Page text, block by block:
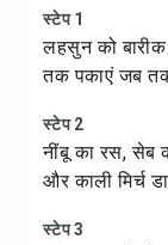
स्टेप 1
लहसुन को
तक पकाएं जब
स्टेप 2
नींबू का रस, सेब
और काली मिर्च
स्टेप 3